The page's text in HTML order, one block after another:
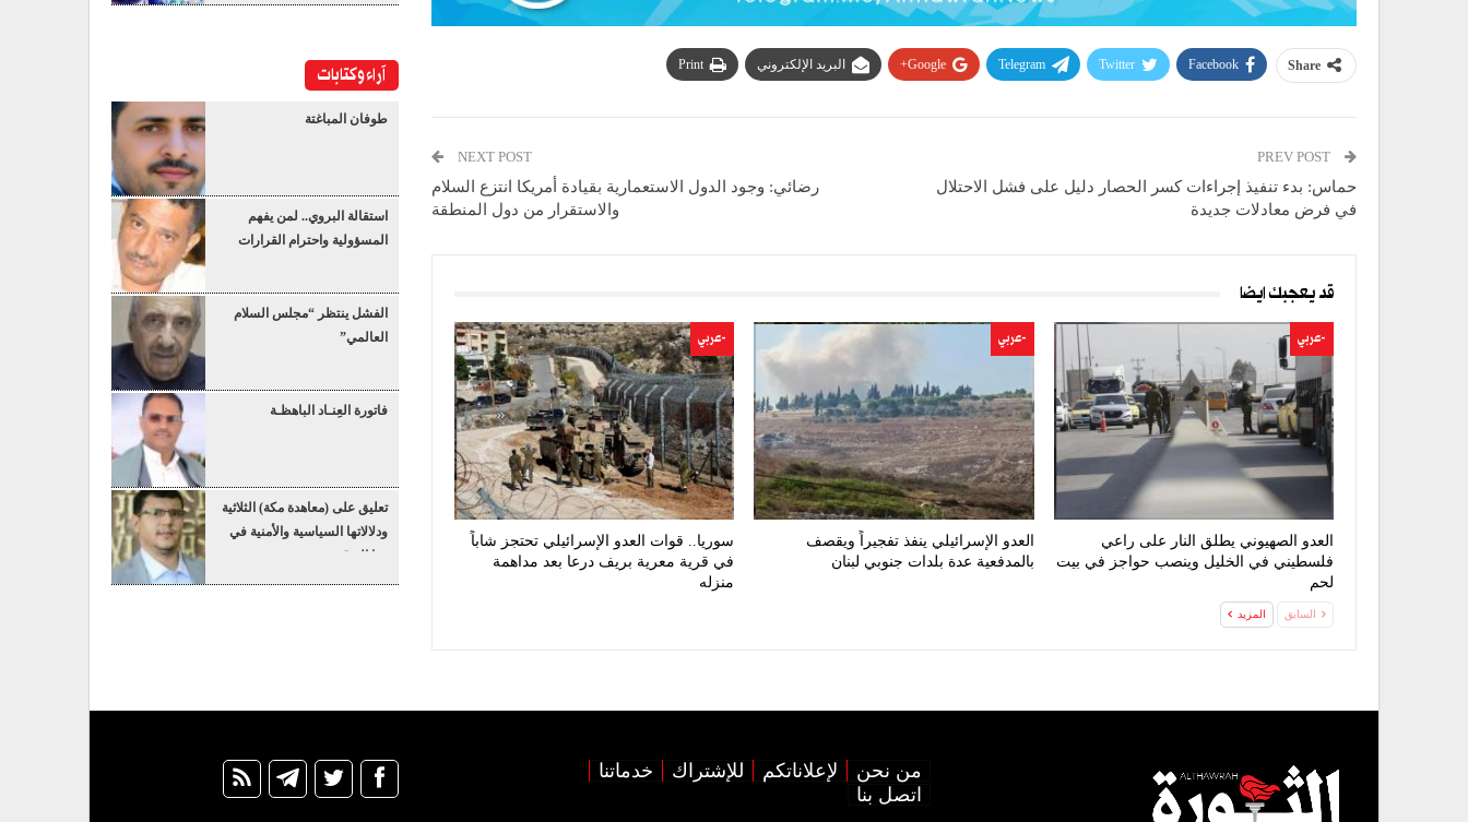
Share
Facebook
Twitter
Telegram
Google+ البريد الإلكتروني Print
حماس: بدء تنفيذ إجراءات كسر الحصار دليل على فشل الاحتلال
في فرض معادلات جديدة
NEXT POST
رضائي: وجود الدول الاستعمارية بقيادة أمريكا انتزع السلام
والاستقرار من دول المنطقة
قد يعجبك ايضا
-عربي
العدو الصهيوني يطلق النار على راعي
فلسطيني في الخليل وينصب حواجز في بيت
لحم
-عربي
العدو الإسرائيلي ينفذ تفجيراً ويقصف
بالمدفعية عدة بلدات جنوبي لبنان
-عربي
سوريا.. قوات العدو الإسرائيلي تحتجز شاباً
في قرية معرية بريف درعا بعد مداهمة
منزله
السابق المزيد
آراء وكتابات
طوفان المباغتة
استقالة البروي.. لمن يفهم
المسؤولية واحترام القرارات
الفشل ينتظر “مجلس السلام
العالمي”
فاتورة العِنـاد الباهظـة
تعليق على (معاهدة مكة) الثلاثية
ودلالاتها السياسية والأمنية في
هذا التوقيت
من نحن لإعلاناتكم للإشتراك
خدماتنا
اتصل بنا